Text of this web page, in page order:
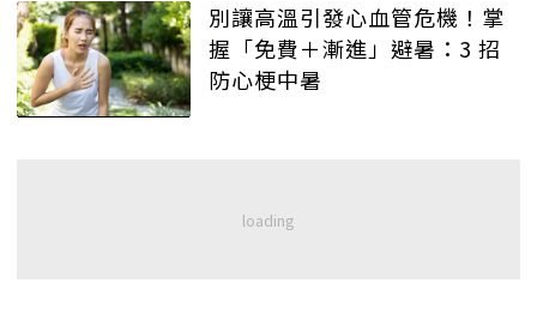
別讓高溫引發心血管危機！掌
握「免費＋漸進」避暑：3 招
防心梗中暑